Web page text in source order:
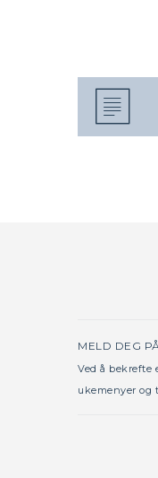
MELD DEG
Ved å bekrefte
ukemenyer og